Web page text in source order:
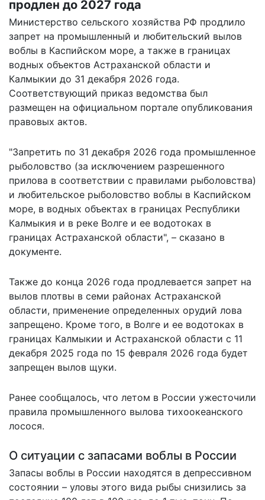
продлен до 2027 года
Министерство сельского хозяйства РФ продлило
запрет на промышленный и любительский вылов
воблы в Каспийском море, а также в границах
водных объектов Астраханской области и
Калмыкии до 31 декабря 2026 года.
Соответствующий приказ ведомства был
размещен на официальном портале опубликования
правовых актов.
"Запретить по 31 декабря 2026 года промышленное
рыболовство (за исключением разрешенного
прилова в соответствии с правилами рыболовства)
и любительское рыболовство воблы в Каспийском
море, в водных объектах в границах Республики
Калмыкия и в реке Волге и ее водотоках в
границах Астраханской области", – сказано в
документе.
Также до конца 2026 года продлевается запрет на
вылов плотвы в семи районах Астраханской
области, применение определенных орудий лова
запрещено. Кроме того, в Волге и ее водотоках в
границах Калмыкии и Астраханской области с 11
декабря 2025 года по 15 февраля 2026 года будет
запрещен вылов щуки.
Ранее сообщалось, что летом в России ужесточили
правила промышленного вылова тихоокеанского
лосося.
О ситуации с запасами воблы в России
Запасы воблы в России находятся в депрессивном
состоянии – уловы этого вида рыбы снизились за